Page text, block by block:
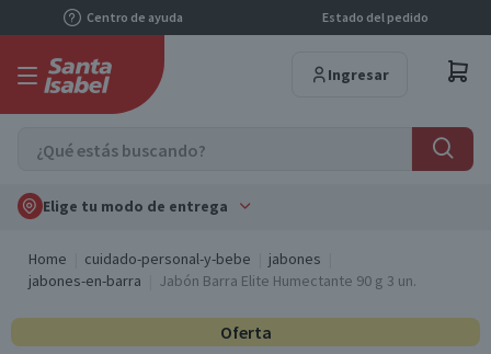
Centro de ayuda Estado del pedido
Ingresar
Elige tu modo de entrega
Home cuidado-personal-y-bebe
jabones
jabones-en-barra
Jabón Barra Elite Humectante 90 g 3 un.
Oferta